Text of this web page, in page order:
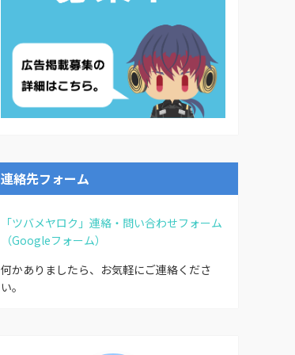
連絡先フォーム
「ツバメヤロク」連絡・問い合わせフォーム
（Googleフォーム）
何かありましたら、お気軽にご連絡くださ
い。